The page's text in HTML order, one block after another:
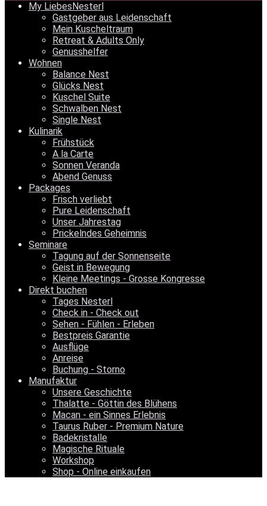
My LiebesNesterl
Gastgeber aus Leidenschaft
Mein Kuscheltraum
Retreat & Adults Only
Genusshelfer
Wohnen
Balance Nest
Glücks Nest
Kuschel Suite
Schwalben Nest
Single Nest
Kulinarik
Frühstück
A la Carte
Sonnen Veranda
Abend Genuss
Packages
Frisch verliebt
Pure Leidenschaft
Unser Jahrestag
Prickelndes Geheimnis
Seminare
Tagung auf der Sonnenseite
Geist in Bewegung
Kleine Meetings - Grosse Kongresse
Direkt buchen
Tages Nesterl
Check in - Check out
Sehen - Fühlen - Erleben
Bestpreis Garantie
Ausflüge
Anreise
Buchung - Storno
Manufaktur
Unsere Geschichte
Thalatte - Göttin des Blühens
Macan - ein Sinnes Erlebnis
Taurus Ruber - Premium Nature
Badekristalle
Magische Rituale
Workshop
Shop - Online einkaufen